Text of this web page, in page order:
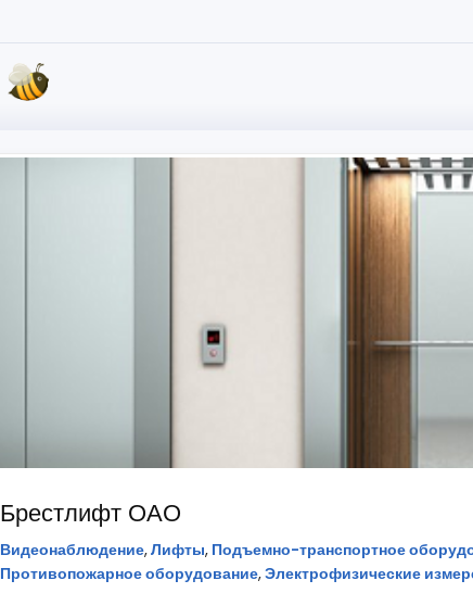
Брестлифт ОАО
Видеонаблюдение,Лифты, Подъемно-транспортное
Противопожарное оборудование,Электрофизические